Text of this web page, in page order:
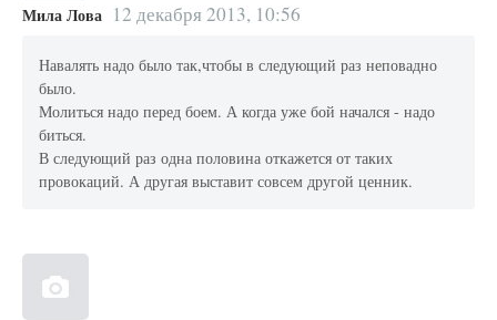
Мила Лова 12 декабря 2013, 10:56
Навалять надо было так,чтобы в следующий раз неповадно
было.
Молиться надо перед боем. А когда уже бой начался - надо
биться.
В следующий раз одна половина откажется от таких
провокаций. А другая выставит совсем другой ценник.